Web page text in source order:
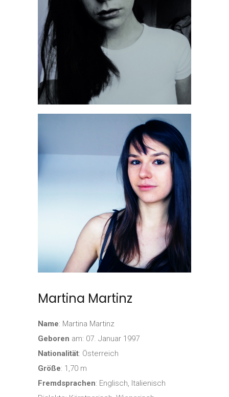
Martina Martinz
Name: Martina Martinz
Geboren am: 07. Januar 1997
Nationalität: Österreich
Größe: 1,70 m
Fremdsprachen: Englisch, Italienisch